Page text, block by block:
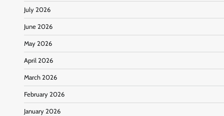
July 2026
June 2026
May 2026
April 2026
March 2026
February 2026
January 2026